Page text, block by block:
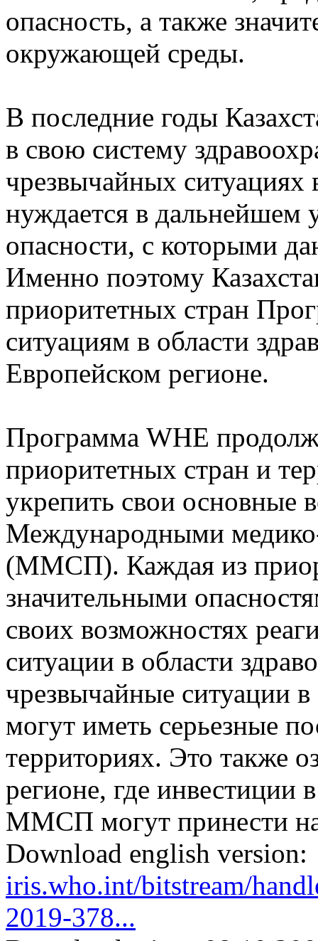
опасность, а также
окружающей среды.
В последние годы
в свою систему
чрезвычайных ситуациях
нуждается в дальнейшем
опасности, с которыми
Именно поэтому
приоритетных стран
ситуациям в области
Европейском регионе.
Программа WHE
приоритетных стран и
укрепить свои основные
Международными
(ММСП). Каждая из
значительными
своих возможностях
ситуации в области
чрезвычайные ситуации в
могут иметь серьезные
территориях. Это также
регионе, где инвестиции
ММСП могут принести
Download english version:
iris.who.int/bitstream/
2019-378...